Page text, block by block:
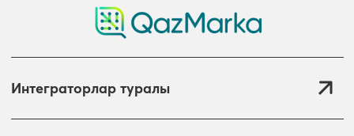
Интеграторлар туралы